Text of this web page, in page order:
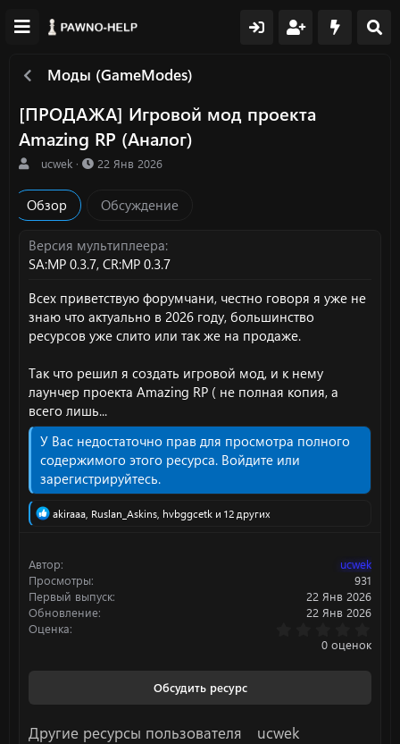
Моды (GameModes)
[ПРОДАЖА] Игровой мод проекта
Amazing RP (Аналог)
т
о
⠀ucwek
Д
а
о
д
н
и
я
22 Янв 2026
Обзор Обсуждение
Версия мультиплеера
SA:MP 0.3.7 CR:MP 0.3.7
Всех приветствую форумчани, честно говоря я уже не
знаю что актуально в 2026 году, большинство
ресурсов уже слито или так же на продаже.
Так что решил я создать игровой мод, и к нему
лаунчер проекта Amazing RP ( не полная копия, а
всего лишь...
У Вас недостаточно прав для просмотра полного
содержимого этого ресурса. Войдите или
зарегистрируйтесь.
Р
ц
и
и
:
akiraaa, Ruslan_Askins, hvbggcetk и 12 других
Автор
⠀ucwek
Просмотры
931
Первый выпуск
22 Янв 2026
Обновление
22 Янв 2026
Оценка
.
0
0 оценок
Обсудить ресурс
Другие ресурсы пользователя ⠀ucwek